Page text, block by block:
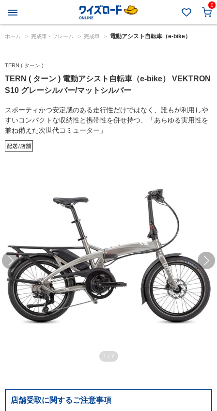
0
ホーム > 完成車・フレーム > 完成車 > 電動アシスト自転車（e-bike）
TERN ( ターン )
TERN ( ターン ) 電動アシスト自転車（e-bike） VEKTRON
S10 グレーシルバー/マットシルバー
スポーティかつ安定感のある走行性だけではなく、誰もが利用しや
すいコンパクトな収納性と携帯性を併せ持つ、「あらゆる実用性を
兼ね備えた次世代コミューター」
1 / 7
店舗受取に関するご注意事項